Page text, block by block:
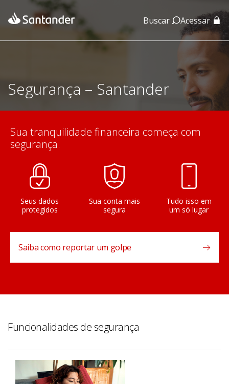
App Santander Buscar Acessar
Segurança – Santander
Sua tranquilidade financeira começa com
segurança.
Seus dados
protegidos
Sua conta mais
segura
Tudo isso em
um só lugar
Saiba como reportar um golpe
Funcionalidades de segurança